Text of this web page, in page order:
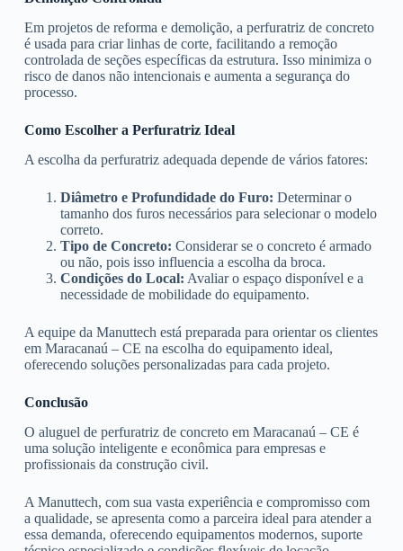
Em projetos de reforma e demolição, a perfuratriz de concreto
é usada para criar linhas de corte, facilitando a remoção
controlada de seções específicas da estrutura. Isso minimiza o
risco de danos não intencionais e aumenta a segurança do
processo.
Como Escolher a Perfuratriz Ideal
A escolha da perfuratriz adequada depende de vários fatores:
Diâmetro e Profundidade do Furo: Determinar o
tamanho dos furos necessários para selecionar o modelo
correto.
Tipo de Concreto: Considerar se o concreto é armado
ou não, pois isso influencia a escolha da broca.
Condições do Local: Avaliar o espaço disponível e a
necessidade de mobilidade do equipamento.
A equipe da Manuttech está preparada para orientar os clientes
em Maracanaú – CE na escolha do equipamento ideal,
oferecendo soluções personalizadas para cada projeto.
Conclusão
O aluguel de perfuratriz de concreto em Maracanaú – CE é
uma solução inteligente e econômica para empresas e
profissionais da construção civil.
A Manuttech, com sua vasta experiência e compromisso com
a qualidade, se apresenta como a parceira ideal para atender a
essa demanda, oferecendo equipamentos modernos, suporte